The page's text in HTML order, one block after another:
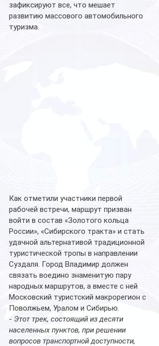
зафиксируют все, что мешает
развитию массового автомобильного
туризма.
Как отметили участники первой
рабочей встречи, маршрут призван
войти в состав «Золотого кольца
России», «Сибирского тракта» и стать
удачной альтернативой традиционной
туристической тропы в направлении
Суздаля. Город Владимир должен
связать воедино знаменитую пару
народных маршрутов, а вместе с ней
Московский туристский макрорегион с
Поволжьем, Уралом и Сибирью.
- Этот трек, состоящий из десяти
населенных пунктов, при решении
вопросов транспортной доступности,